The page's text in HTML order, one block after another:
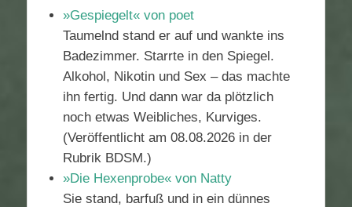
»Gespiegelt« von poet
Taumelnd stand er auf und wankte ins
Badezimmer. Starrte in den Spiegel.
Alkohol, Nikotin und Sex – das machte
ihn fertig. Und dann war da plötzlich
noch etwas Weibliches, Kurviges.
(Veröffentlicht am 08.08.2026 in der
Rubrik BDSM.)
»Die Hexenprobe« von Natty
Sie stand, barfuß und in ein dünnes